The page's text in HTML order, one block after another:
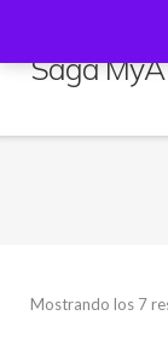
contenido
Saga MyA
Mostrando los 7